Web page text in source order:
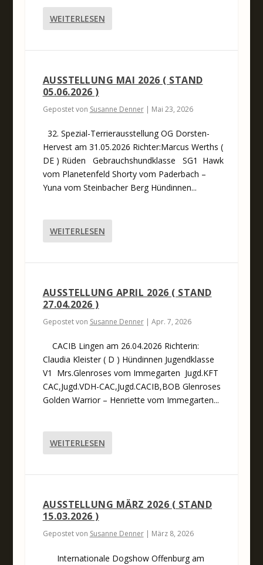
WEITERLESEN
AUSSTELLUNG MAI 2026 ( STAND
05.06.2026 )
Gepostet von Susanne Denner| Mai 23, 2026
32. Spezial-Terrierausstellung OG Dorsten-
Hervest am 31.05.2026 Richter:Marcus Werths (
DE ) Rüden Gebrauchshundklasse SG1 Hawk
vom Planetenfeld Shorty vom Paderbach –
Yuna vom Steinbacher Berg Hündinnen...
WEITERLESEN
AUSSTELLUNG APRIL 2026 ( STAND
27.04.2026 )
Gepostet von Susanne Denner| Apr. 7, 2026
CACIB Lingen am 26.04.2026 Richterin:
Claudia Kleister ( D ) Hündinnen Jugendklasse
V1 Mrs.Glenroses vom Immegarten Jugd.KFT
CAC,Jugd.VDH-CAC,Jugd.CACIB,BOB Glenroses
Golden Warrior – Henriette vom Immegarten...
WEITERLESEN
AUSSTELLUNG MÄRZ 2026 ( STAND
15.03.2026 )
Gepostet von Susanne Denner| März 8, 2026
Internationale Dogshow Offenburg am